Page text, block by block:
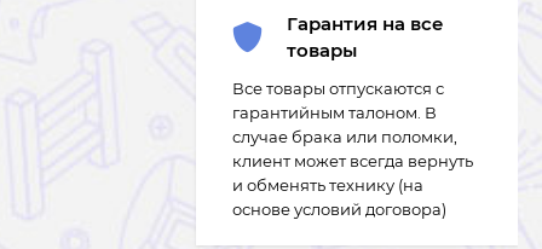
Гарантия на все
товары
Все товары отпускаются с
гарантийным талоном. В
случае брака или поломки,
клиент может всегда вернуть
и обменять технику (на
основе условий договора)